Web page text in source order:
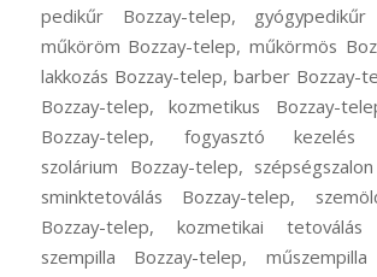
pedikűr Bozzay-telep, gyógypedikűr
műköröm Bozzay-telep, műkörmös
lakkozás Bozzay-telep, barber Bozzay-
Bozzay-telep, kozmetikus Bozzay-
Bozzay-telep, fogyasztó kezelés
szolárium Bozzay-telep,
sminktetoválás Bozzay-telep,
Bozzay-telep, kozmetikai tetoválás
szempilla Bozzay-telep,